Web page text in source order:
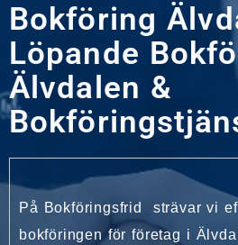
Bokföring
Löpande
Älvdalen &
På Bokföringsfrid strävar vi
bokföringen för företag i